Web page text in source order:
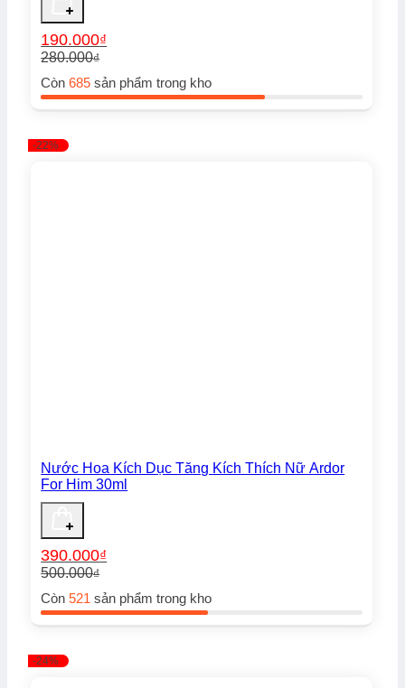
280.000₫
gốc
là:
190.000₫
hiện
tại
190.000₫.
Còn685 sản phẩm trong kho
-22%
Nước Hoa Kích Dục Tăng Kích Thích Nữ Ardor
For Him 30ml
500.000₫
gốc
là:
390.000₫
hiện
tại
390.000₫.
Còn521 sản phẩm trong kho
-24%